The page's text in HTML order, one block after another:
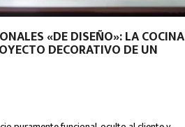
«DE DISEÑO»: LA COCINA
DECORATIVO DE UN